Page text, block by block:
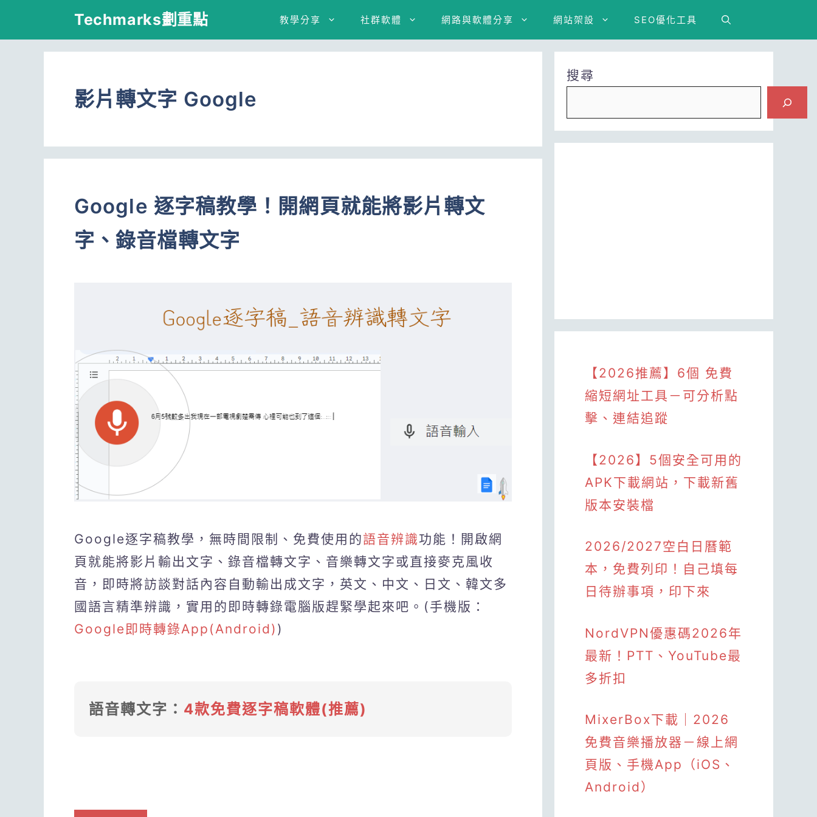
Techmarks劃重點 教學分享 社群軟體 網路與軟體分享 網站架設 SEO優化工具
影片轉文字 Google
Google 逐字稿教學！開網頁就能將影片轉文
字、錄音檔轉文字
Google逐字稿教學，無時間限制、免費使用的語音辨識功能！開啟網
頁就能將影片輸出文字、錄音檔轉文字、音樂轉文字或直接麥克風收
音，即時將訪談對話內容自動輸出成文字，英文、中文、日文、韓文多
國語言精準辨識，實用的即時轉錄電腦版趕緊學起來吧。(手機版：
Google即時轉錄App(Android) )
語音轉文字： 4款免費逐字稿軟體(推薦)
搜尋
【2026推薦】6個 免費
縮短網址工具－可分析點
擊、連結追蹤
【2026】5個安全可用的
APK下載網站，下載新舊
版本安裝檔
2026/2027空白日曆範
本，免費列印！自己填每
日待辦事項，印下來
NordVPN優惠碼2026年
最新！PTT、YouTube最
多折扣
MixerBox下載｜2026
免費音樂播放器－線上網
頁版、手機App（iOS、
Android）